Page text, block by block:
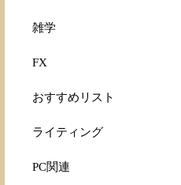
雑学
FX
おすすめリスト
ライティング
PC関連